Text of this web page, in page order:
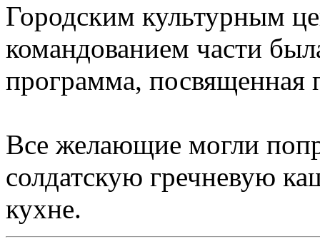
Городским культурным
командованием части
программа,
Все желающие могли
солдатскую гречневую
кухне.